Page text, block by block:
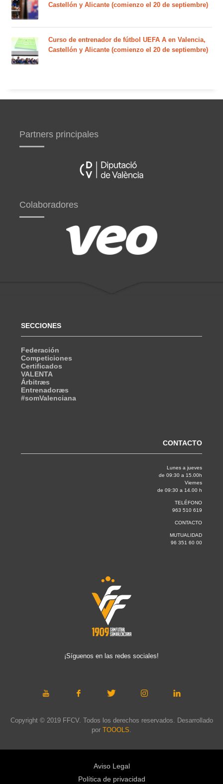
Castellón y Alicante (comienzo el 20 de septiembre)
Curso de entrenador de fútbol UEFA A en Valencia,
Castellón y Alicante (comienzo el 20 de septiembre)
Partners principales
Colaboradores
SECCIONES
Federación
Competiciones
Certificados
VALENTA
Árbitræs
Entrenadoræs
#somValenciana
CONTACTO
Lunes a jueves
de 09:30 a 15.00h
Viernes
de 09:30 a 14.00 h
TELÉFONO
963 510 619
CONTACTO
MUTUALIDAD
96 351 60 00
¡Síguenos en las redes sociales!
Copyright © 2019 FFCV. Todos los derechos reservados. Desarrollado
por TOOOLS
Aviso Legal
Política de privacidad